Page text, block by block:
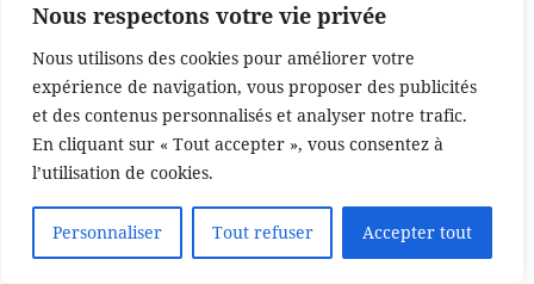
Nous respectons votre vie privée
Nous utilisons des cookies pour améliorer votre
expérience de navigation, vous proposer des publicités
et des contenus personnalisés et analyser notre trafic.
En cliquant sur « Tout accepter », vous consentez à
l’utilisation de cookies.
Personnaliser Tout refuser Accepter tout
On dénoue les franges
Translate »